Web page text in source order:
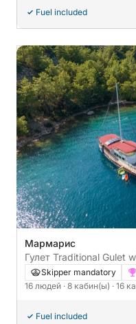
Fuel included
Мармарис
Гулет Traditional Gulet
people Ketch 28m
Skipper mandatory
16 людей · 8 кабин(ы) · 16
Fuel included